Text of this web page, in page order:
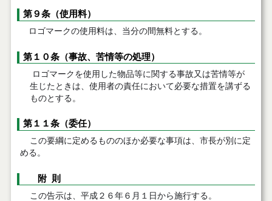
第９条（使用料）
ロゴマークの使用料は、当分の間無料とする。
第１０条（事故、苦情等の処理）
ロゴマークを使用した物品等に関する事故又は苦情等が
生じたときは、使用者の責任において必要な措置を講ずる
ものとする。
第１１条（委任）
この要綱に定めるもののほか必要な事項は、市長が別に定
める。
附 則
この告示は、平成２６年６月１日から施行する。